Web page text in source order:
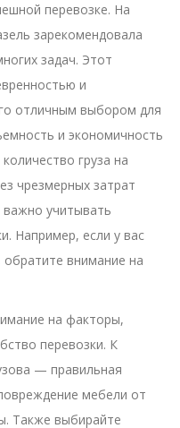
перевозке. На
зарекомендовала
задач. Этот
и
отличным выбором для
и экономичность
груза на
чрезмерных затрат
учитывать
Например, если у вас
внимание на
на факторы,
перевозки. К
— правильная
мебели от
Также выбирайте